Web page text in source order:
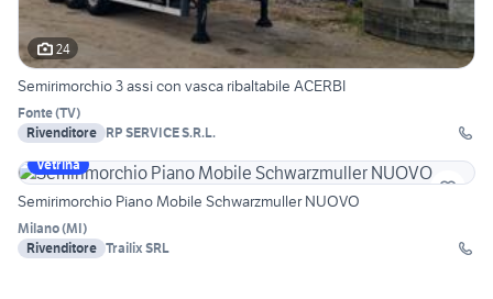
24
Semirimorchio 3 assi con vasca ribaltabile ACERBI
Fonte(TV)
Rivenditore RP SERVICE S.R.L.
Vetrina
Semirimorchio Piano Mobile Schwarzmuller NUOVO
Milano(MI)
Rivenditore Trailix SRL